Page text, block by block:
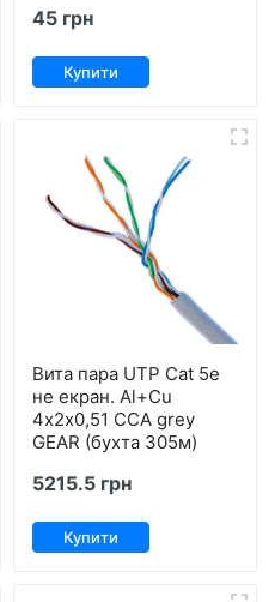
45 грн
Купити
Вита пара UTP Cat 5е
не екран. Al+Сu
4х2х0,51 ССA grey
GEAR (бухта 305м)
5215.5 грн
Купити